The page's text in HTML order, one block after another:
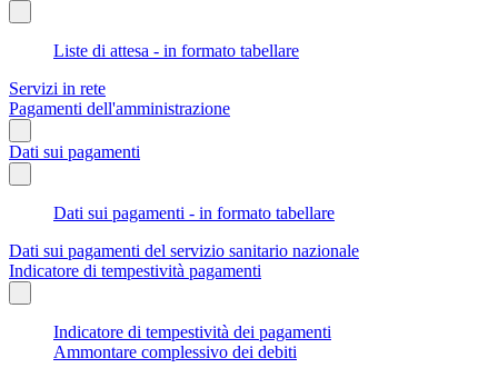
Liste di attesa - in formato tabellare
Servizi in rete
Pagamenti dell'amministrazione
Dati sui pagamenti
Dati sui pagamenti - in formato tabellare
Dati sui pagamenti del servizio sanitario nazionale
Indicatore di tempestività pagamenti
Indicatore di tempestività dei pagamenti
Ammontare complessivo dei debiti